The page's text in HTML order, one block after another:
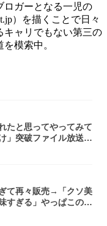
ロガーとなる一児の
）を描くことで日々
キャリでもない第三の
模索中。
たと思ってやってみて
」突破ファイル放送で
て再々販売→「クソ美
すぎる」やっぱこのク